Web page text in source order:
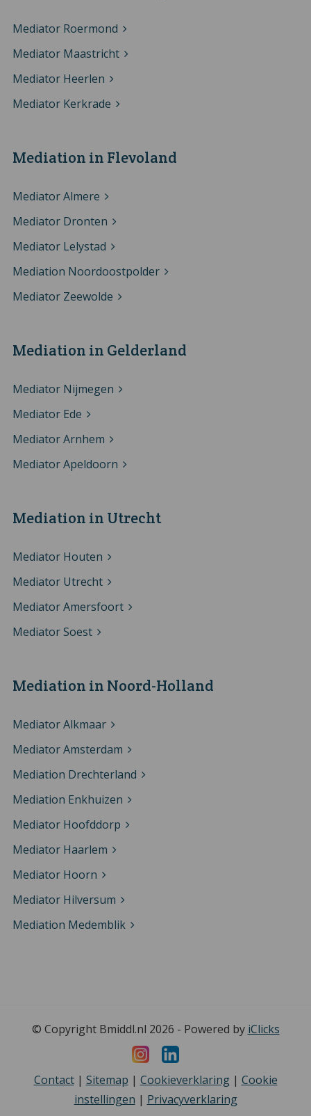
Mediator Roermond
Mediator Maastricht
Mediator Heerlen
Mediator Kerkrade
Mediation in Flevoland
Mediator Almere
Mediator Dronten
Mediator Lelystad
Mediation Noordoostpolder
Mediator Zeewolde
Mediation in Gelderland
Mediator Nijmegen
Mediator Ede
Mediator Arnhem
Mediator Apeldoorn
Mediation in Utrecht
Mediator Houten
Mediator Utrecht
Mediator Amersfoort
Mediator Soest
Mediation in Noord-Holland
Mediator Alkmaar
Mediator Amsterdam
Mediation Drechterland
Mediation Enkhuizen
Mediator Hoofddorp
Mediator Haarlem
Mediator Hoorn
Mediator Hilversum
Mediation Medemblik
© Copyright Bmiddl.nl 2026 - Powered by iClicks
Contact| Sitemap | Cookieverklaring| Cookie
instellingen | Privacyverklaring